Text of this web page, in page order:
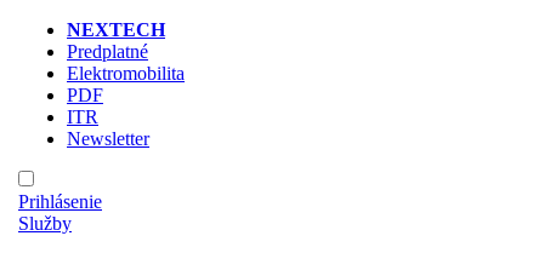
NEXTECH
Predplatné
Elektromobilita
PDF
ITR
Newsletter
Prihlásenie
Služby